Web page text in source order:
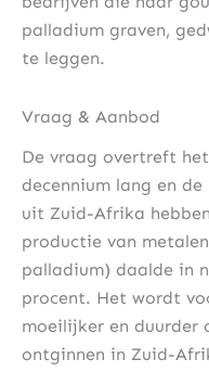
palladium graven,
te leggen.
Vraag & Aanbod
De vraag overtreft
decennium lang en
uit Zuid-Afrika
productie van
palladium) daalde in
procent. Het wordt
moeilijker en duurder
ontginnen in Zuid-